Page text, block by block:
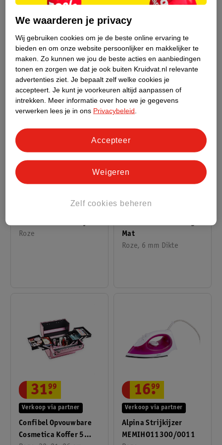
Roze, 3.00 cm, 20.00 cm
Hydrofiel 70cm
seizoen(en)
Roze
Verkoop via partner
24.
99
Mat
Roze, 6 mm Dikte
Verkoop via partner
57.
95
Confibel Opvouwbare
Cosmetica Koffer 5
Verkoop via partner
31.
99
Alpina Strijkijzer
MEMIHO11300/0011
Verkoop via partner
16.
99
We waarderen je privacy
Wij gebruiken cookies om je de beste online ervaring te
bieden en om onze website persoonlijker en makkelijker te
maken. Zo kunnen we jou de beste acties en aanbiedingen
tonen en zorgen we dat je ook buiten Kruidvat.nl relevante
advertenties ziet. Je bepaalt zelf welke cookies je
accepteert. Je kunt je voorkeuren altijd aanpassen of
intrekken.
Meer informatie over hoe we je gegevens
verwerken lees je in ons Privacybeleid
Zelf cookies beheren
Weigeren
Accepteer